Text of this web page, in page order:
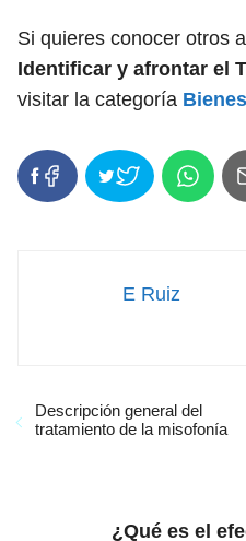
Si quieres conocer otros
Identificar y afrontar el
visitar la categoría
E Ruiz
Descripción general del
tratamiento de la misofonía
¿Qué es el